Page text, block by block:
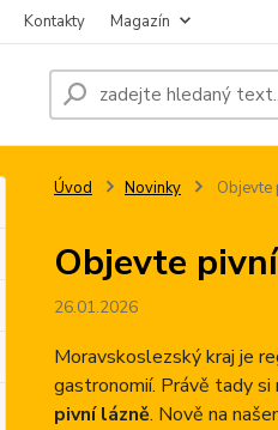
Kontakty Magazín
Úvod Novinky Objevte
Objevte
26.01.2026
Moravskoslezský kraj je
gastronomií. Právě tady
pivní lázně. Nově na